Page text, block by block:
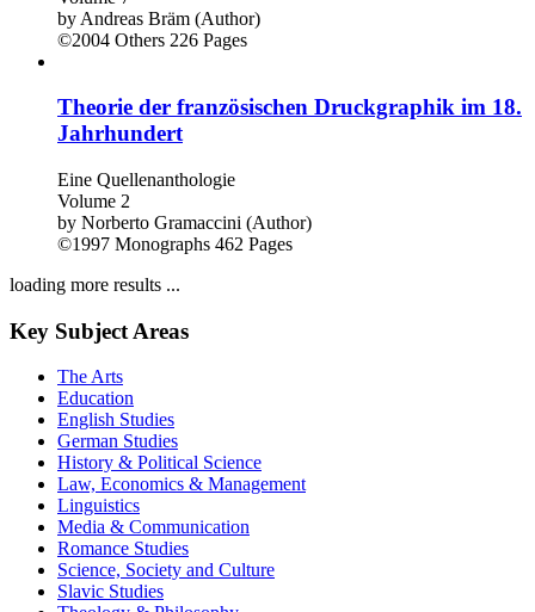
by Andreas Bräm (Author)
©2004 Others 226 Pages
Theorie der französischen Druckgraphik im 18.
Jahrhundert
Eine Quellenanthologie
Volume 2
by Norberto Gramaccini (Author)
©1997 Monographs 462 Pages
loading more results ...
Key Subject Areas
The Arts
Education
English Studies
German Studies
History & Political Science
Law, Economics & Management
Linguistics
Media & Communication
Romance Studies
Science, Society and Culture
Slavic Studies